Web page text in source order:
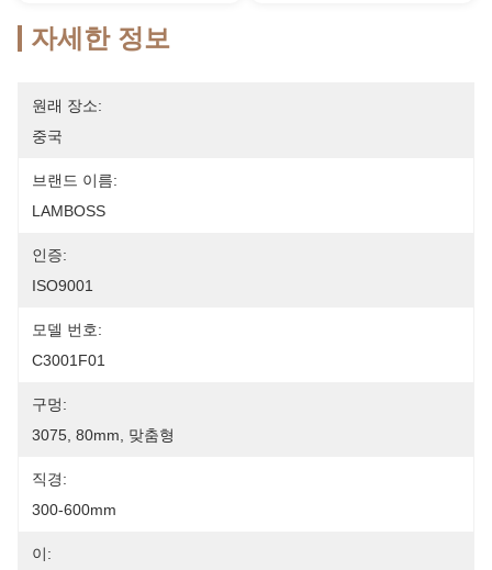
자세한 정보
원래 장소:
중국
브랜드 이름:
LAMBOSS
인증:
ISO9001
모델 번호:
C3001F01
구멍:
3075, 80mm, 맞춤형
직경:
300-600mm
이: